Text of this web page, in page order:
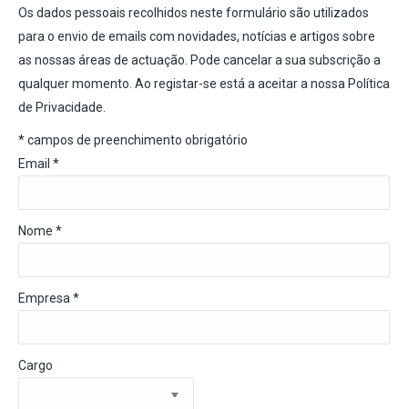
Os dados pessoais recolhidos neste formulário são utilizados
para o envio de emails com novidades, notícias e artigos sobre
as nossas áreas de actuação. Pode cancelar a sua subscrição a
qualquer momento. Ao registar-se está a aceitar a nossa Política
de Privacidade
*campos de preenchimento obrigatório
Email *
Nome *
Empresa *
Cargo